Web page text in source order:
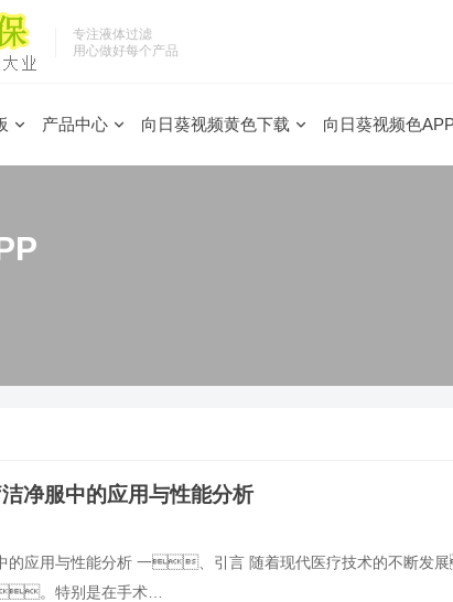
专注液体过滤
用心做好每个产品
产品中心 向日葵视频黄色下载 向日葵视频色
净服中的应用与性能分析
的应用与性能分析 一、引言 随着现代医疗技术的不断
。特别是在手术…